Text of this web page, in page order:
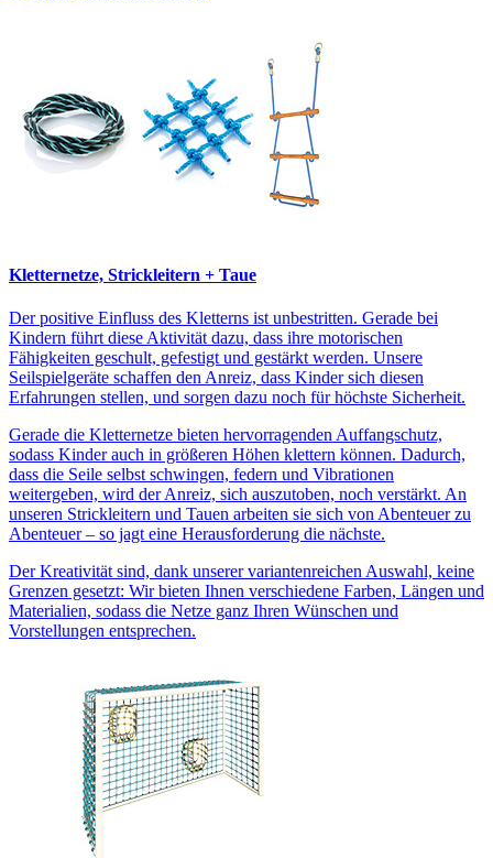
Kletternetze, Strickleitern + Taue
Der positive Einfluss des Kletterns ist unbestritten. Gerade bei
Kindern führt diese Aktivität dazu, dass ihre motorischen
Fähigkeiten geschult, gefestigt und gestärkt werden. Unsere
Seilspielgeräte schaffen den Anreiz, dass Kinder sich diesen
Erfahrungen stellen, und sorgen dazu noch für höchste Sicherheit.
Gerade die Kletternetze bieten hervorragenden Auffangschutz,
sodass Kinder auch in größeren Höhen klettern können. Dadurch,
dass die Seile selbst schwingen, federn und Vibrationen
weitergeben, wird der Anreiz, sich auszutoben, noch verstärkt. An
unseren Strickleitern und Tauen arbeiten sie sich von Abenteuer zu
Abenteuer – so jagt eine Herausforderung die nächste.
Der Kreativität sind, dank unserer variantenreichen Auswahl, keine
Grenzen gesetzt: Wir bieten Ihnen verschiedene Farben, Längen und
Materialien, sodass die Netze ganz Ihren Wünschen und
Vorstellungen entsprechen.